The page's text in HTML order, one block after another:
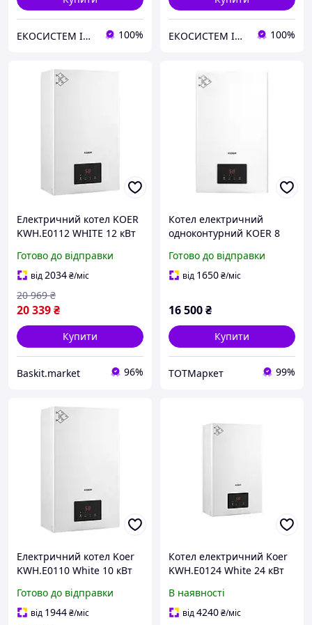
ЕКОСИСТЕМ ІНЖИНІРИНГ ТОВ 100% ЕКОСИСТЕМ ІНЖИНІРИНГ ТОВ 100%
Електричний котел KOER
KWH.E0112 WHITE 12 кВт
Готово до відправки
від2034₴/міс
20 339₴
20 969 ₴
Купити
Baskit.market 96%
Котел електричний
одноконтурний KOER 8
Готово до відправки
від 1650₴/міс
16 500₴
Купити
ТОТМаркет 99%
Електричний котел Koer
KWH.E0110 White 10 кВт
(KWH.E0110)
Готово до відправки
від 1944₴/міс
Котел електричний Koer
KWH.E0124 White 24 кВт
В наявності
від4240₴/міс